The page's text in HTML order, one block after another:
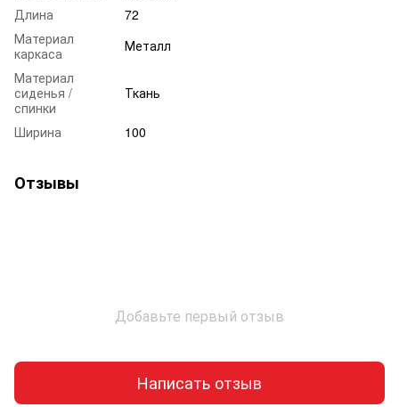
Длина
72
Материал
каркаса
Металл
Материал
сиденья /
спинки
Ткань
Ширина 100
Отзывы
Добавьте первый отзыв
Написать отзыв